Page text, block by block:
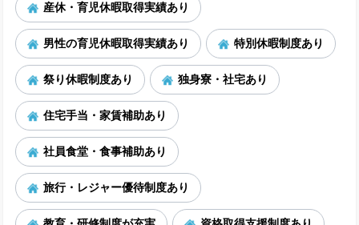
産休・育児休暇取得実績あり
男性の育児休暇取得実績あり 特別休暇制度あり
祭り休暇制度あり 独身寮・社宅あり
住宅手当・家賃補助あり
社員食堂・食事補助あり
旅行・レジャー優待制度あり